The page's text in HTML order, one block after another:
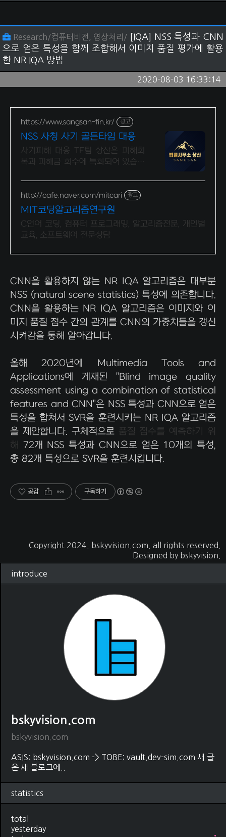
Research/컴퓨터비전, 영상처리/ [IQA] NSS 특성과 CNN
으로 얻은 특성을 함께 조합해서 이미지 품질 평가에 활용
한 NR IQA 방법
2020-08-03 16:33:14
https://www.sangsan-fin.kr/ 광고
NSS 사칭 사기 골든타임 대응
사기피해 대응 TF팀 상산은 피해회
복과 피해금 회수에 특화되어 있습니
유하고 있습니다.
http://cafe.naver.com/mitcari 광고
MIT코딩알고리즘연구원
C언어 코딩, 컴퓨터 프로그래밍, 알고리즘전문, 개인별
교육, 소프트웨어 전문상담
CNN을 활용하지 않는 NR IQA 알고리즘은 대부분
NSS (natural scene statistics) 특성에 의존합니다.
CNN을 활용하는 NR IQA 알고리즘은 이미지와 이
미지 품질 점수 간의 관계를 CNN의 가중치들을 갱신
시켜감을 통해 알아갑니다.
올해 2020년에 Multimedia Tools and
Applications에 게재된 "Blind image quality
assessment using a combination of statistical
features and CNN"은 NSS 특성과 CNN으로 얻은
특성을 합쳐서 SVR을 훈련시키는 NR IQA 알고리즘
을 제안합니다. 구체적으로 품질 점수를 예측하기 위
해
72개 NSS 특성과 CNN으로 얻은 10개의 특성,
총 82개 특성으로 SVR을 훈련시킵니다.
공감 구독하기
Copyright 2024. bskyvision.com . all rights reserved.
Designed by bskyvision.
introduce
bskyvision.com
bskyvision.com
ASIS: bskyvision.com -> TOBE: vault.dev-sim.com 새 글
은 새 블로그에..
statistics
total
yesterday